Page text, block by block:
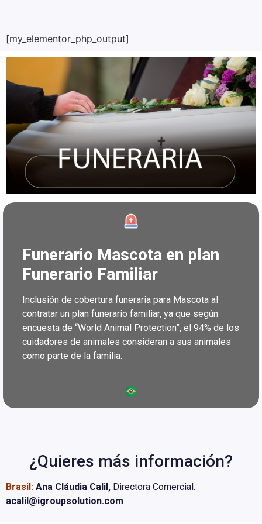
[my_elementor_php_output]
Funerario Mascota en plan
Funerario Familiar
Inclusión de cobertura funeraria para Mascota al
contratar un plan funerario familiar, ya que según
encuesta de “World Animal Protection”, el 94% de los
cuidadores de animales consideran a sus animales
como parte de la familia.
¿Quieres más información?
Brasil: Ana Cláudia Calil, Directora Comercial.
acalil@igroupsolution.com